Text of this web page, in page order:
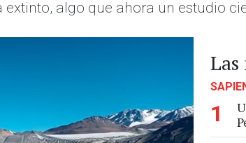
algo que ahora un estudio
Las
1